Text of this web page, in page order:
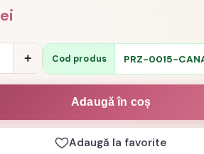
+ Cod produs PRZ-0015-
Adaugă în coș
Adaugă la favorite